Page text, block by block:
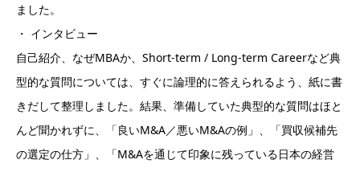
ました。
・ インタビュー
自己紹介、なぜMBAか、Short-term / Long-term Careerなど典
型的な質問については、すぐに論理的に答えられるよう、紙に書
きだして整理しました。結果、準備していた典型的な質問はほと
んど聞かれずに、「良いM&A／悪いM&Aの例」、「買収候補先
の選定の仕方」、「M&Aを通じて印象に残っている日本の経営